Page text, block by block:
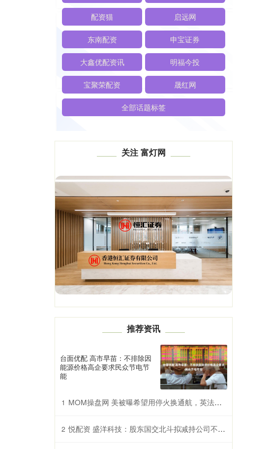
配资猫 启远网
东南配资 申宝证券
大鑫优配资讯 明福今投
宝聚荣配资 晟红网
全部话题标签
关注 富灯网
推荐资讯
台面优配 高市早苗：不排除因
能源价格高企要求民众节电节
能
1 MOM操盘网 美被曝希望用停火换通航，英法拉30国“自己想办法”
2 悦配资 盛洋科技：股东国交北斗拟减持公司不超1%股份